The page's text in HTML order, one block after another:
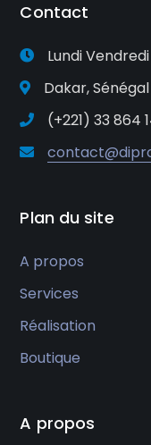
Contact
Lundi
Dakar, Sénégal
(+221) ‎33 864
Plan du site
A propos
Services
Réalisation
Boutique
A propos